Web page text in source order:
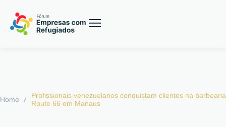
Home /
Profissionais venezuelanos conquistam clientes na barbearia
Route 66 em Manaus